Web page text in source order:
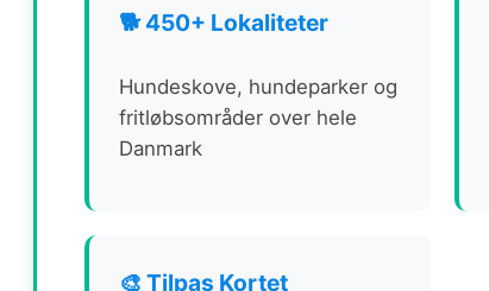
🐕 450+ Lokaliteter
Hundeskove, hundeparker og
fritløbsområder over hele
Danmark
🎨 Tilpas Kortet